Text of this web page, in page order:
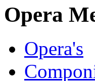
Opera
Opera's